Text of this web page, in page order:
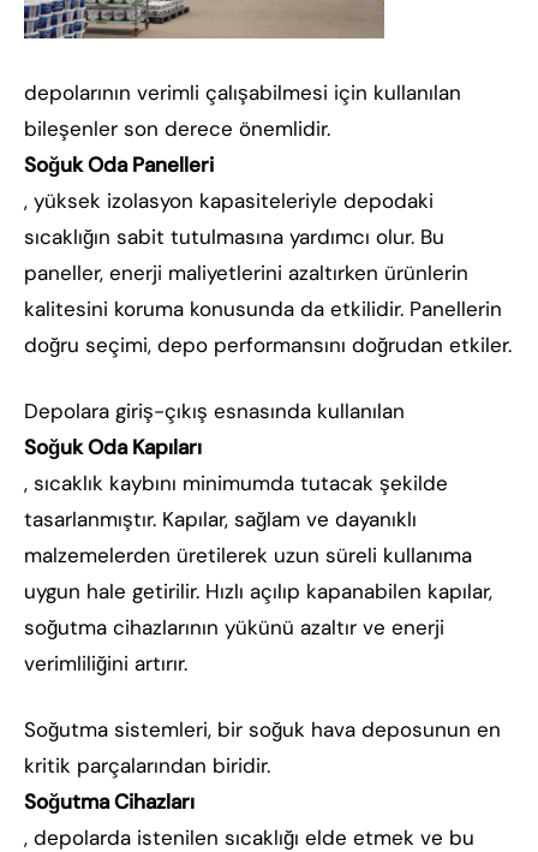
depolarının verimli çalışabilmesi için kullanılan
bileşenler son derece önemlidir.
Soğuk Oda Panelleri
, yüksek izolasyon kapasiteleriyle depodaki
sıcaklığın sabit tutulmasına yardımcı olur. Bu
paneller, enerji maliyetlerini azaltırken ürünlerin
kalitesini koruma konusunda da etkilidir. Panellerin
doğru seçimi, depo performansını doğrudan etkiler.
Depolara giriş-çıkış esnasında kullanılan
Soğuk Oda Kapıları
, sıcaklık kaybını minimumda tutacak şekilde
tasarlanmıştır. Kapılar, sağlam ve dayanıklı
malzemelerden üretilerek uzun süreli kullanıma
uygun hale getirilir. Hızlı açılıp kapanabilen kapılar,
soğutma cihazlarının yükünü azaltır ve enerji
verimliliğini artırır.
Soğutma sistemleri, bir soğuk hava deposunun en
kritik parçalarından biridir.
Soğutma Cihazları
, depolarda istenilen sıcaklığı elde etmek ve bu